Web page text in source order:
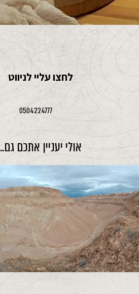
לחצו עליי לניווט
0504224777
אולי יעניין אתכם גם..